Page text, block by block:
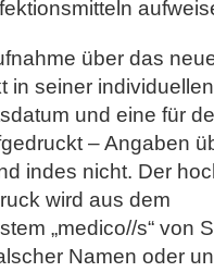
über das
in seiner
und eine für
– Angaben
indes nicht. Der
wird aus dem
„medico//s“ von
Namen oder